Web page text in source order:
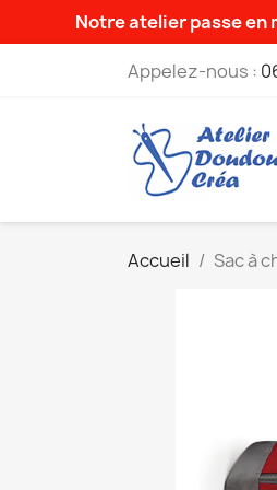
Notre atelier passe en
Appelez-nous :
Accueil Sac à